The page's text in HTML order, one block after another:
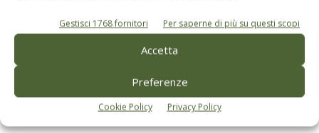
Gestisci 1768 fornitori Per saperne di più su questi scopi
Accetta
Preferenze
Cookie Policy Privacy Policy